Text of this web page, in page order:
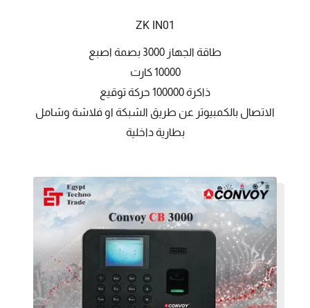
ZK IN01
طاقة الجهاز 3000 بصمة اصبع
10000 كارت
ذاكرة 100000 حركة توقيع
الاتصال بالكمبيوتر عن طريق الشبكة او فلاشة وشامل
بطارية داخلية